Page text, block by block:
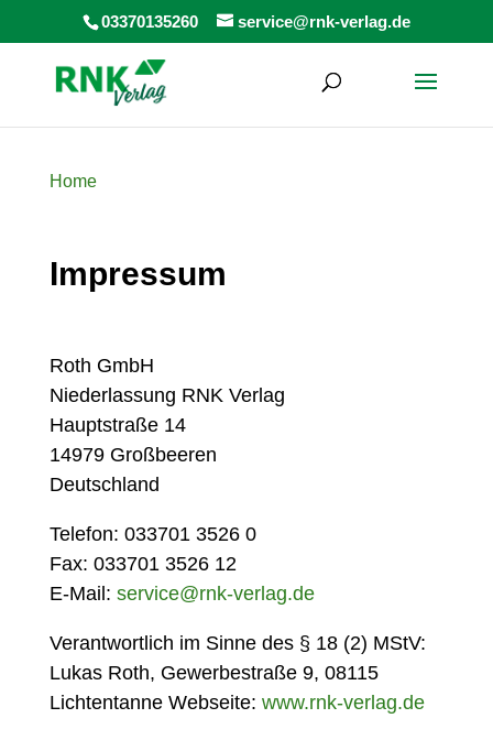
03370135260 service@rnk-verlag.de
Home
Impressum
Roth GmbH
Niederlassung RNK Verlag
Hauptstraße 14
14979 Großbeeren
Deutschland
Telefon: 033701 3526 0
Fax: 033701 3526 12
E-Mail: service@rnk-verlag.de
Verantwortlich im Sinne des § 18 (2) MStV:
Lukas Roth, Gewerbestraße 9, 08115
Lichtentanne Webseite: www.rnk-verlag.de